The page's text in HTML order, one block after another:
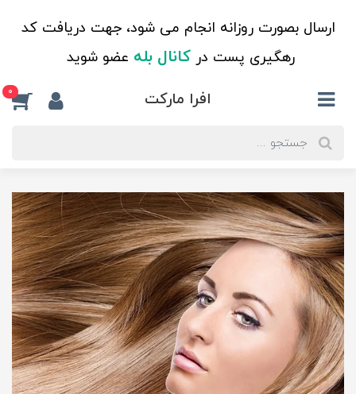
ارسال بصورت روزانه انجام می شود، جهت دریافت کد
رهگیری پست درکانال بله عضو شوید
افرا مارکت 0